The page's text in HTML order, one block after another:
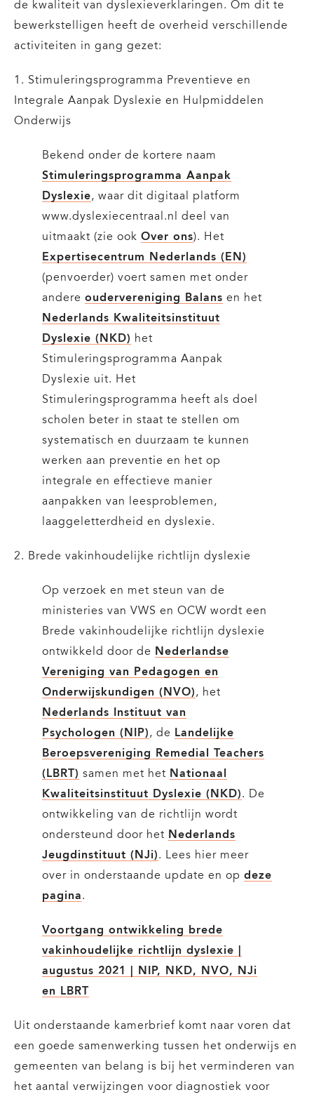
de kwaliteit van dyslexieverklaringen. Om dit te
bewerkstelligen heeft de overheid verschillende
activiteiten in gang gezet:
1. Stimuleringsprogramma Preventieve en
Integrale Aanpak Dyslexie en Hulpmiddelen
Onderwijs
Bekend onder de kortere naam
Stimuleringsprogramma Aanpak
Dyslexie, waar dit digitaal platform
www.dyslexiecentraal.nl deel van
uitmaakt (zie ook Over ons). Het
Expertisecentrum Nederlands (EN)
(penvoerder) voert samen met onder
andere oudervereniging Balans en het
Nederlands Kwaliteitsinstituut
Dyslexie (NKD) het
Stimuleringsprogramma Aanpak
Dyslexie uit. Het
Stimuleringsprogramma heeft als doel
scholen beter in staat te stellen om
systematisch en duurzaam te kunnen
werken aan preventie en het op
integrale en effectieve manier
aanpakken van leesproblemen,
laaggeletterdheid en dyslexie.
2. Brede vakinhoudelijke richtlijn dyslexie
Op verzoek en met steun van de
ministeries van VWS en OCW wordt een
Brede vakinhoudelijke richtlijn dyslexie
ontwikkeld door de
Nederlandse
Vereniging van Pedagogen en
Onderwijskundigen (NVO), het
Nederlands Instituut van
Psychologen (NIP), de
Landelijke
Beroepsvereniging Remedial Teachers
(LBRT) samen met het Nationaal
Kwaliteitsinstituut Dyslexie (NKD). De
ontwikkeling van de richtlijn wordt
ondersteund door het Nederlands
Jeugdinstituut (NJi). Lees hier meer
over in onderstaande update en op deze
pagina.
Voortgang ontwikkeling brede
vakinhoudelijke richtlijn dyslexie |
augustus 2021 | NIP, NKD, NVO, NJi
en LBRT
Uit onderstaande kamerbrief komt naar voren dat
een goede samenwerking tussen het onderwijs en
gemeenten van belang is bij het verminderen van
het aantal verwijzingen voor diagnostiek voor